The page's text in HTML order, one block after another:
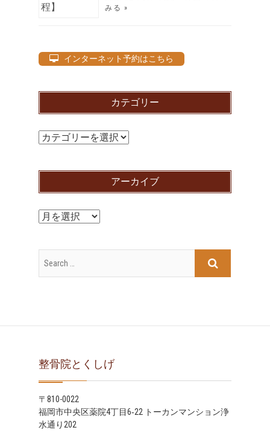
みる »
インターネット予約はこちら
カテゴリー
カ
ゴ
アーカイブ
ア
カ
イ
整骨院とくしげ
〒810-0022
福岡市中央区薬院4丁目6‐22 トーカンマンション浄
水通り202